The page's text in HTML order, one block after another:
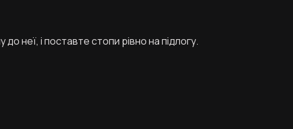
неї, і поставте стопи рівно на підлогу.